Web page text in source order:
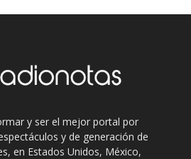
y ser el mejor portal por
y de generación de
en Estados Unidos, México,